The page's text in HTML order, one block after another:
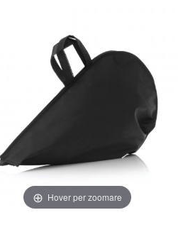
Hover per zoomare